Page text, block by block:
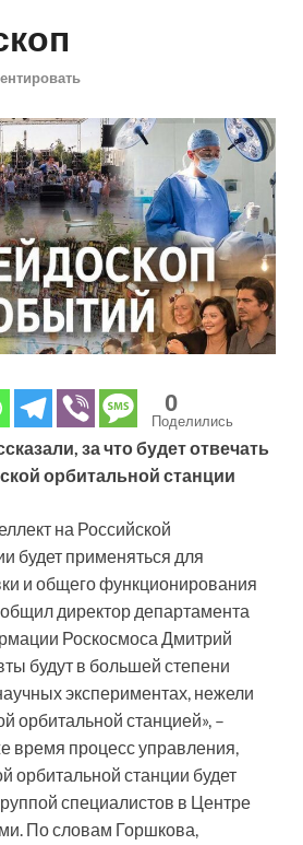
0
Поделились
за что будет отвечать
орбитальной станции
на Российской
будет применяться для
и общего функционирования
директор департамента
Роскосмоса Дмитрий
будут в большей степени
экспериментах, нежели
орбитальной станцией», –
время процесс управления,
орбитальной станции будет
специалистов в Центре
По словам Горшкова,